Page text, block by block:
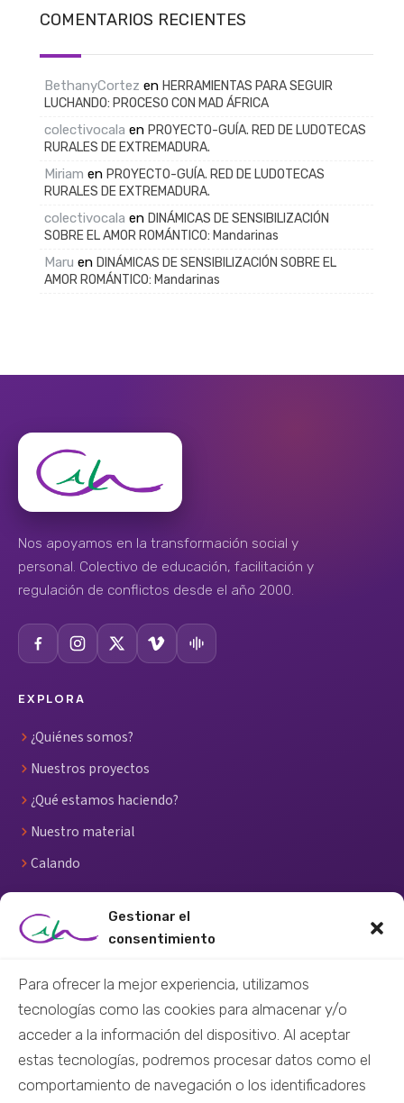
Gestionar el
consentimiento
Para ofrecer la mejor experiencia, utilizamos
tecnologías como las cookies para almacenar y/o
acceder a la información del dispositivo. Al aceptar
estas tecnologías, podremos procesar datos como el
comportamiento de navegación o los identificadores
COMENTARIOS RECIENTES
BethanyCortez enHERRAMIENTAS PARA SEGUIR
LUCHANDO: PROCESO CON MAD ÁFRICA
colectivocala enPROYECTO-GUÍA. RED DE LUDOTECAS
RURALES DE EXTREMADURA.
Miriam enPROYECTO-GUÍA. RED DE LUDOTECAS
RURALES DE EXTREMADURA.
colectivocala enDINÁMICAS DE SENSIBILIZACIÓN
SOBRE EL AMOR ROMÁNTICO: Mandarinas
Maru enDINÁMICAS DE SENSIBILIZACIÓN SOBRE EL
AMOR ROMÁNTICO: Mandarinas
Nos apoyamos en la transformación social y
personal. Colectivo de educación, facilitación y
regulación de conflictos desde el año 2000.
EXPLORA
¿Quiénes somos?
Nuestros proyectos
¿Qué estamos haciendo?
Nuestro material
Calando
RECURSOS
Material didáctico
Material audiovisual
Nuestras redes